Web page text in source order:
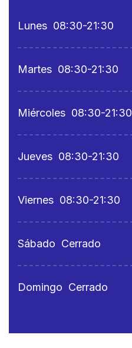
Lunes 08:30-21:30
Martes 08:30-21:30
Miércoles 08:30-21:30
Jueves 08:30-21:30
Viernes 08:30-21:30
Sábado Cerrado
Domingo Cerrado